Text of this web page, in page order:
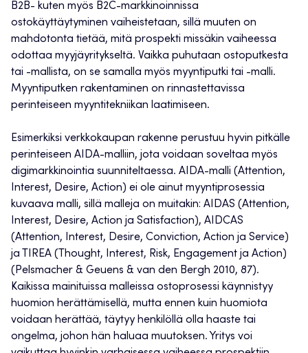
B2B- kuten myös B2C-markkinoinnissa
ostokäyttäytyminen vaiheistetaan, sillä muuten on
mahdotonta tietää, mitä prospekti missäkin vaiheessa
odottaa myyjäyritykseltä. Vaikka puhutaan ostoputkesta
tai -mallista, on se samalla myös myyntiputki tai -malli.
Myyntiputken rakentaminen on rinnastettavissa
perinteiseen myyntitekniikan laatimiseen.
Esimerkiksi verkkokaupan rakenne perustuu hyvin pitkälle
perinteiseen AIDA-malliin, jota voidaan soveltaa myös
digimarkkinointia suunniteltaessa. AIDA-malli (Attention,
Interest, Desire, Action) ei ole ainut myyntiprosessia
kuvaava malli, sillä malleja on muitakin: AIDAS (Attention,
Interest, Desire, Action ja Satisfaction), AIDCAS
(Attention, Interest, Desire, Conviction, Action ja Service)
ja TIREA (Thought, Interest, Risk, Engagement ja Action)
(Pelsmacher & Geuens & van den Bergh 2010, 87).
Kaikissa mainituissa malleissa ostoprosessi käynnistyy
huomion herättämisellä, mutta ennen kuin huomiota
voidaan herättää, täytyy henkilöllä olla haaste tai
ongelma, johon hän haluaa muutoksen. Yritys voi